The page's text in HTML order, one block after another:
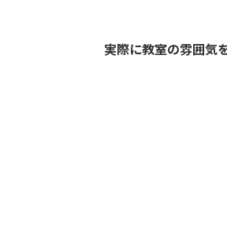
実際に教室の雰囲気